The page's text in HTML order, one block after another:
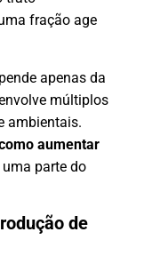
fração age
apenas da
múltiplos
ambientais.
aumentar
parte do
de